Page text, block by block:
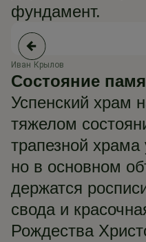
фундамент.
Иван Крылов
Состояние
Успенский храм
тяжелом
трапезной
но в основном
держатся
свода и
Рождества